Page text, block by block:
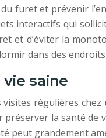
furet et prévenir
interactifs qui
d’éviter la
dans des
saine
régulières
la santé
peut grandement